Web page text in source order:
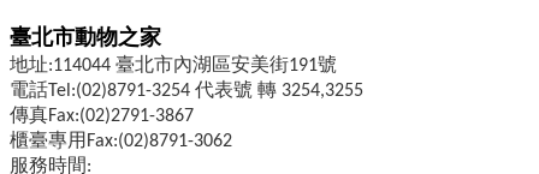
臺北市動物之家
地址:114044 臺北市內湖區安美街191號
電話Tel:(02)8791-3254 代表號 轉 3254,3255
傳真Fax:(02)2791-3867
櫃臺專用Fax:(02)8791-3062
服務時間: